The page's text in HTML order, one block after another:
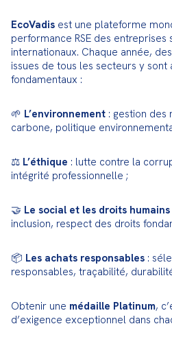
EcoVadis est une plateforme
performance RSE des
internationaux. Chaque année,
issues de tous les secteurs y sont
fondamentaux :
🌱 L’environnement : gestion des
carbone, politique
⚖️ L’éthique : lutte contre la
intégrité professionnelle ;
🤝 Le social et les droits humains
inclusion, respect des droits
📦 Les achats responsables :
responsables, traçabilité,
Obtenir une médaille Platinum,
d’exigence exceptionnel dans